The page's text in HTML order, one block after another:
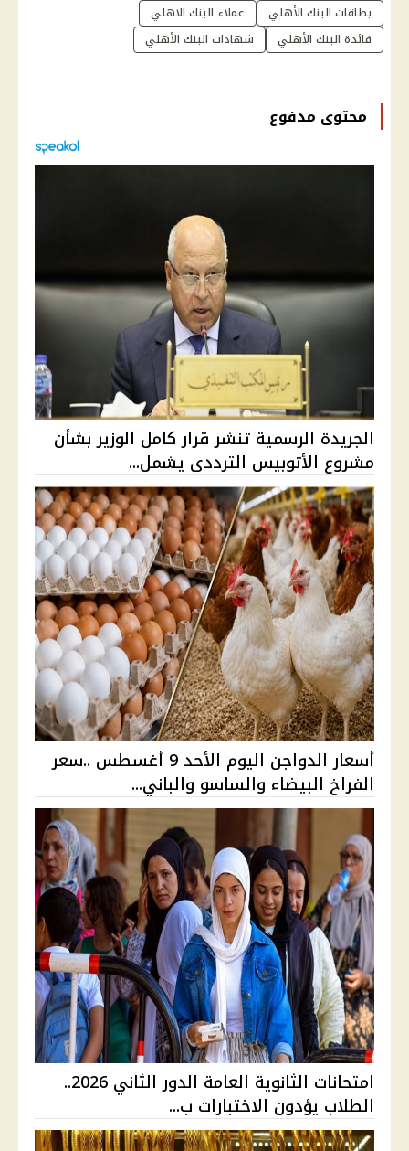
بطاقات البنك الأهلي
عملاء البنك الاهلي
فائدة البنك الأهلي
شهادات البنك الأهلي
محتوى مدفوع
الجريدة الرسمية تنشر قرار كامل الوزير بشأن
مشروع الأتوبيس الترددي يشمل...
أسعار الدواجن اليوم الأحد 9 أغسطس ..سعر
الفراخ البيضاء والساسو والباني...
امتحانات الثانوية العامة الدور الثاني 2026..
الطلاب يؤدون الاختبارات ب...